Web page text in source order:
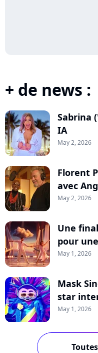
+ de news :
Sabrina
IA
May 2, 2026
Florent
avec
May 2, 2026
Une
pour
May 1, 2026
Mask
star
May 1, 2026